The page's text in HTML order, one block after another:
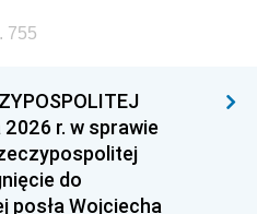
1994
1991
755
2026 r. w sprawie
do
posła Wojciecha